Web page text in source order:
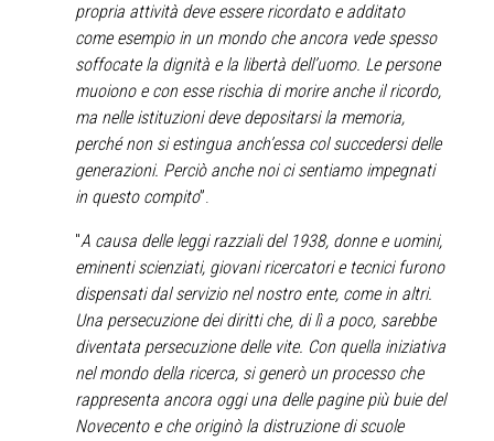
propria attività deve essere ricordato e additato
come esempio in un mondo che ancora vede spesso
soffocate la dignità e la libertà dell’uomo. Le persone
muoiono e con esse rischia di morire anche il ricordo,
ma nelle istituzioni deve depositarsi la memoria,
perché non si estingua anch’essa col succedersi delle
generazioni. Perciò anche noi ci sentiamo impegnati
in questo compito”.
"A causa delle leggi razziali del 1938, donne e uomini,
eminenti scienziati, giovani ricercatori e tecnici furono
dispensati dal servizio nel nostro ente, come in altri.
Una persecuzione dei diritti che, di lì a poco, sarebbe
diventata persecuzione delle vite. Con quella iniziativa
nel mondo della ricerca, si generò un processo che
rappresenta ancora oggi una delle pagine più buie del
Novecento e che originò la distruzione di scuole